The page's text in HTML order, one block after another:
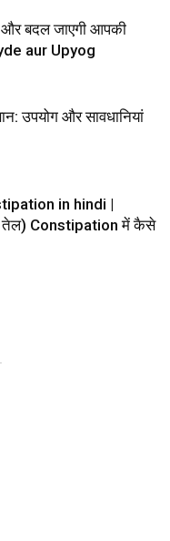
और बदल जाएगी आपकी
aur Upyog
उपयोग और सावधानियां
in hindi |
तेल) Constipation में कैसे